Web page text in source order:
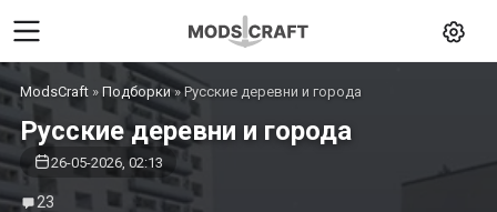
ModsCraft » Подборки» Русские деревни и города
Русские деревни и города
26-05-2026, 02:13
23